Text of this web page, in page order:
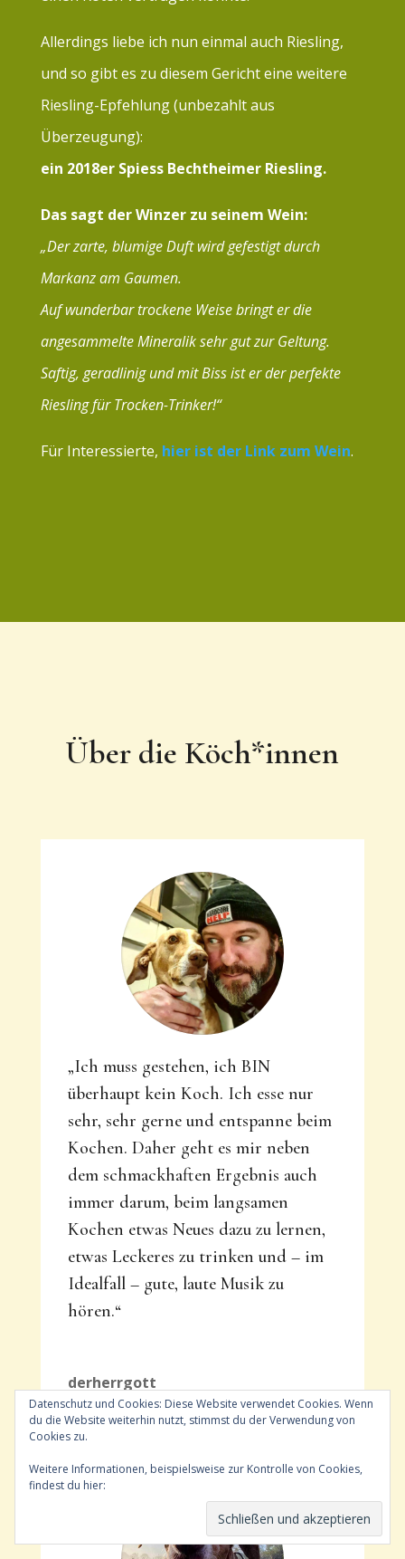
Allerdings liebe ich nun einmal auch Riesling,
und so gibt es zu diesem Gericht eine weitere
Riesling-Epfehlung (unbezahlt aus
Überzeugung):
ein 2018er Spiess Bechtheimer Riesling.
Das sagt der Winzer zu seinem Wein:
„Der zarte, blumige Duft wird gefestigt durch
Markanz am Gaumen.
Auf wunderbar trockene Weise bringt er die
angesammelte Mineralik sehr gut zur Geltung.
Saftig, geradlinig und mit Biss ist er der perfekte
Riesling für Trocken-Trinker!“
Für Interessierte, hier ist der Link zum Wein.
Über die Köch*innen
„Ich muss gestehen, ich BIN
überhaupt kein Koch. Ich esse nur
sehr, sehr gerne und entspanne beim
Kochen. Daher geht es mir neben
dem schmackhaften Ergebnis auch
immer darum, beim langsamen
Kochen etwas Neues dazu zu lernen,
etwas Leckeres zu trinken und – im
Idealfall – gute, laute Musik zu
hören.“
derherrgott
Datenschutz und Cookies: Diese Website verwendet Cookies. Wenn
du die Website weiterhin nutzt, stimmst du der Verwendung von
Cookies zu.
Weitere Informationen, beispielsweise zur Kontrolle von Cookies,
findest du hier: